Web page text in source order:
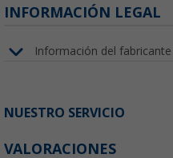
INFORMACIÓN LEGAL
Información del fabricante
NUESTRO SERVICIO
VALORACIONES